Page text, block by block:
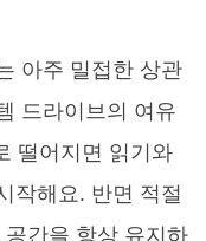
아주 밀접한 상관
드라이브의 여유
떨어지면 읽기와
작해요. 반면 적절
간을 항상 유지하